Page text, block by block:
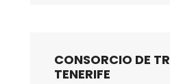
CONSORCIO DE
TENERIFE